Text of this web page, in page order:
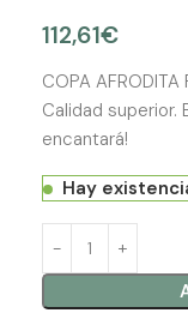
112,61€
COPA
Calidad superior.
encantará!
Hay